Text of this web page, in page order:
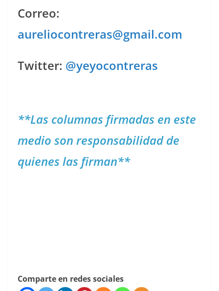
Correo:
aureliocontreras@gmail.com
Twitter: @yeyocontreras
**Las columnas firmadas en este
medio son responsabilidad de
quienes las firman**
Comparte en redes sociales